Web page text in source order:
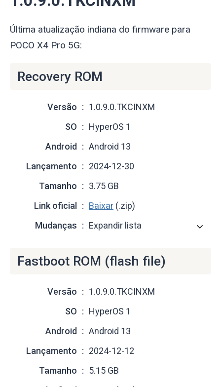
Última atualização indiana do firmware para
POCO X4 Pro 5G:
Recovery ROM
Versão
1.0.9.0.TKCINXM
SO
HyperOS 1
Android
Android 13
Lançamento
2024-12-30
Tamanho
3.75 GB
Link oficial
Baixar (.zip)
Mudanças
Expandir lista
Fastboot ROM (flash file)
Versão
1.0.9.0.TKCINXM
SO
HyperOS 1
Android
Android 13
Lançamento
2024-12-12
Tamanho
5.15 GB